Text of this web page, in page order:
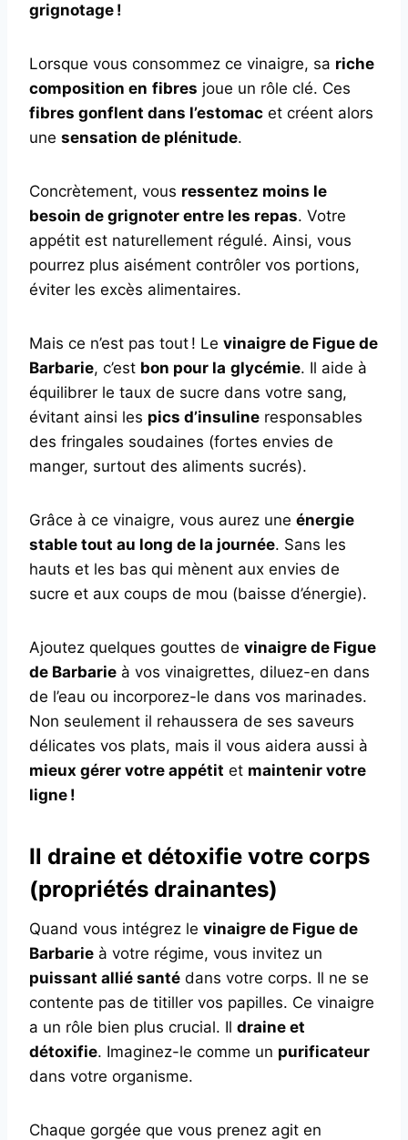
grignotage !
Lorsque vous consommez ce vinaigre, sa riche
composition en fibres joue un rôle clé. Ces
fibres gonflent dans l’estomac et créent alors
une sensation de plénitude.
Concrètement, vous ressentez moins le
besoin de grignoter entre les repas. Votre
appétit est naturellement régulé. Ainsi, vous
pourrez plus aisément contrôler vos portions,
éviter les excès alimentaires.
Mais ce n’est pas tout ! Le vinaigre de Figue de
Barbarie, c’est bon pour la glycémie. Il aide à
équilibrer le taux de sucre dans votre sang,
évitant ainsi les pics d’insuline responsables
des fringales soudaines (fortes envies de
manger, surtout des aliments sucrés).
Grâce à ce vinaigre, vous aurez une énergie
stable tout au long de la journée. Sans les
hauts et les bas qui mènent aux envies de
sucre et aux coups de mou (baisse d’énergie).
Ajoutez quelques gouttes de vinaigre de Figue
de Barbarie à vos vinaigrettes, diluez-en dans
de l’eau ou incorporez-le dans vos marinades.
Non seulement il rehaussera de ses saveurs
délicates vos plats, mais il vous aidera aussi à
mieux gérer votre appétit et maintenir votre
ligne !
Il draine et détoxifie votre corps
(propriétés drainantes)
Quand vous intégrez le vinaigre de Figue de
Barbarie à votre régime, vous invitez un
puissant allié santé dans votre corps. Il ne se
contente pas de titiller vos papilles. Ce vinaigre
a un rôle bien plus crucial. Il draine et
détoxifie. Imaginez-le comme un purificateur
dans votre organisme.
Chaque gorgée que vous prenez agit en